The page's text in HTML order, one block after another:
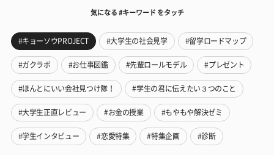
気になる #キーワード をタッチ
#キョーソウPROJECT #大学生の社会見学 #留学ロードマップ
#ガクラボ #お仕事図鑑 #先輩ロールモデル #プレゼント
#ほんとにいい会社見つけ隊！ #学生の君に伝えたい３つのこと
#大学生正直レビュー #お金の授業 #もやもや解決ゼミ
#学生インタビュー #恋愛特集 #特集企画 #診断